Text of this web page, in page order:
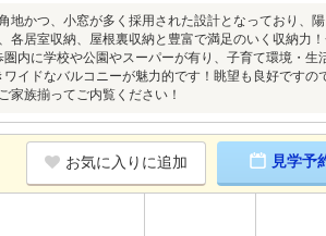
かつ、小窓が多く採用された設計となっており、
各居室収納、屋根裏収納と豊富で満足のいく収納力
内に学校や公園やスーパーが有り、子育て環境・生
イドなバルコニーが魅力的です！眺望も良好です
家族揃ってご内覧ください！
お気に入りに追加 見学予